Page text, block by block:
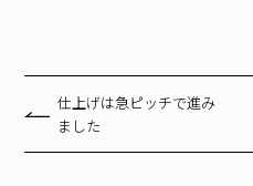
仕上げは急ピッチで進み
ました